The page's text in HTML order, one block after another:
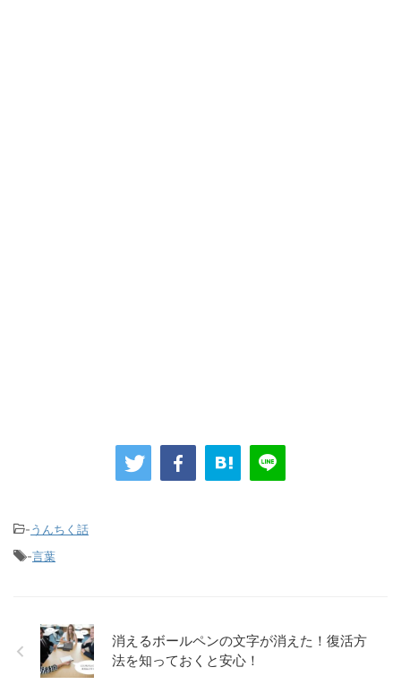
-うんちく話
-言葉
消えるボールペンの文字が消えた！復活方
法を知っておくと安心！